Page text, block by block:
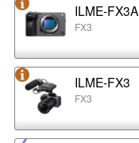
ILME-FX3A
FX3
ILME-FX3
FX3